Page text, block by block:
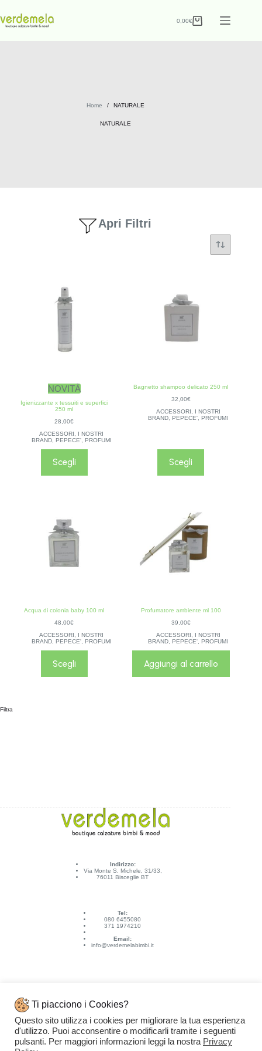
0,00€
Home / NATURALE
NATURALE
Apri Filtri
NOVITÀ
Igienizzante x tessuiti e superfici
250 ml
28,00€
ACCESSORI
I NOSTRI
BRAND, PEPECE', PROFUMI
Scegli
Bagnetto shampoo delicato 250 ml
32,00€
ACCESSORI
I NOSTRI
BRAND ,PEPECE' ,PROFUMI
Scegli
Acqua di colonia baby 100 ml
48,00€
ACCESSORI, I NOSTRI
BRAND, PEPECE', PROFUMI
Scegli
Profumatore ambiente ml 100
39,00€
ACCESSORI, I NOSTRI
BRAND,PEPECE',PROFUMI
Aggiungi al carrello
Filtra
Indirizzo:
Via Monte S. Michele, 31/33,
76011 Bisceglie BT
Tel:
080 6455080
371 1974210
Email:
info@verdemelabimbi.it
Link Utili
Spedizioni e pagamenti
Condizioni di vendita
Ti piacciono i Cookies?
Questo sito utilizza i cookies per migliorare la tua esperienza
d'utilizzo. Puoi acconsentire o modificarli tramite i seguenti
pulsanti. Per maggiori informazioni leggi la nostra Privacy